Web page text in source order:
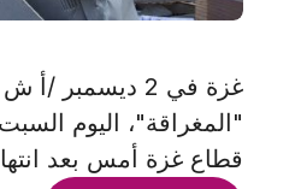
غزة في 2
"المغراقة"، اليوم
قطاع غزة أمس بعد